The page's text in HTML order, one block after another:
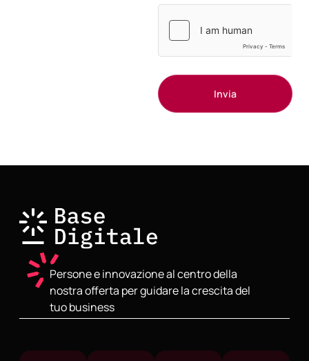
Persone e innovazione al centro della
nostra offerta per guidare la crescita del
tuo business